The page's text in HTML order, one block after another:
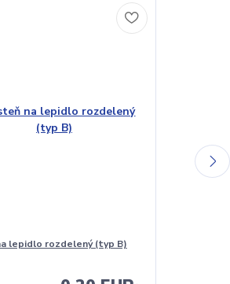
lepidlo rozdelený (typ B)